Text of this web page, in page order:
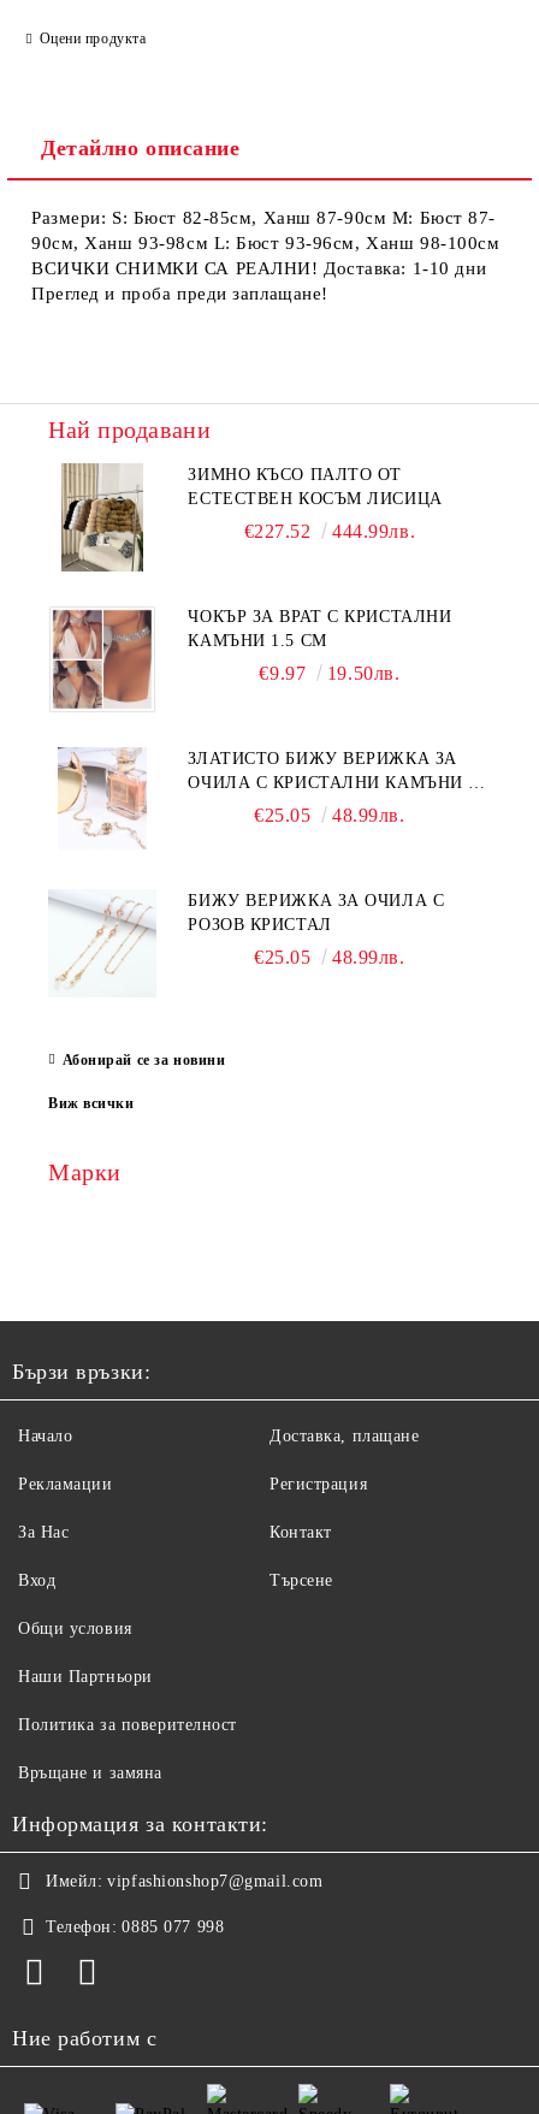
Оцени продукта
Детайлно описание
Размери: S: Бюст 82-85см, Ханш 87-90см М: Бюст 87-
90см, Ханш 93-98см L: Бюст 93-96см, Ханш 98-100см
ВСИЧКИ СНИМКИ СА РЕАЛНИ! Доставка: 1-10 дни
Преглед и проба преди заплащане!
Най продавани
ЗИМНО КЪСО ПАЛТО ОТ
ЕСТЕСТВЕН КОСЪМ ЛИСИЦА
€227.52 444.99лв.
ЧОКЪР ЗА ВРАТ С КРИСТАЛНИ
КАМЪНИ 1.5 СМ
€9.97 19.50лв.
ЗЛАТИСТО БИЖУ ВЕРИЖКА ЗА
ОЧИЛА С КРИСТАЛНИ КАМЪНИ И
€25.05 48.99лв.
БИЖУ ВЕРИЖКА ЗА ОЧИЛА С
РОЗОВ КРИСТАЛ
€25.05 48.99лв.
Абонирай се за новини
Виж всички
Марки
Бързи връзки:
Начало
Рекламации
За Нас
Вход
Доставка, плащане
Регистрация
Контакт
Търсене
Общи условия
Наши Партньори
Политика за поверителност
Връщане и замяна
Информация за контакти:
Имейл: vipfashionshop7@gmail.com
Телефон: 0885 077 998
Ние работим с